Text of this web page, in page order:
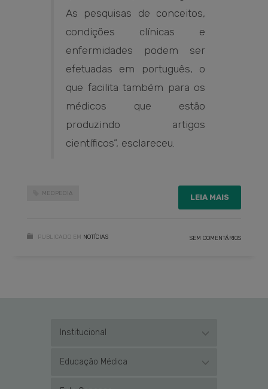
As pesquisas de conceitos,
condições clínicas e
enfermidades podem ser
efetuadas em português, o
que facilita também para os
médicos que estão
produzindo artigos
científicos”, esclareceu.
MEDPEDIA LEIA MAIS
PUBLICADO EM NOTÍCIAS SEM COMENTÁRIOS
Institucional
Educação Médica